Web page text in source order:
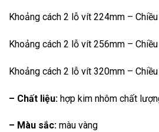
Khoảng cách 2 lỗ vít 224mm –
Khoảng cách 2 lỗ vít 256mm –
Khoảng cách 2 lỗ vít 320mm –
– Chất liệu: hợp kim nhôm chất
– Màu sắc: màu vàng